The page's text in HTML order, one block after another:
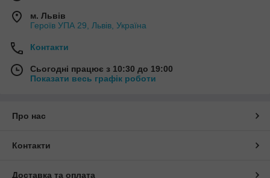
м. Львів
Героїв УПА 29, Львів, Україна
Контакти
Сьогодні працює з 10:30 до 19:00
Показати весь графік роботи
Про нас
Контакти
Доставка та оплата